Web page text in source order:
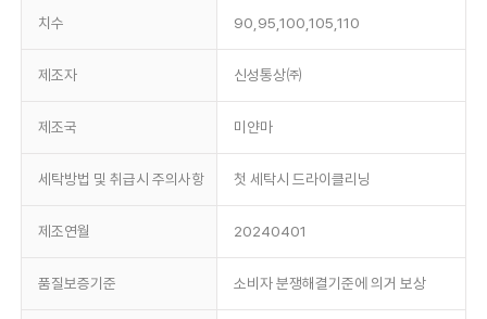
치수 90,95,100,105,110
제조자 신성통상㈜
제조국 미얀마
세탁방법 및 취급시 주의사항 첫 세탁시 드라이클리닝
제조연월 20240401
품질보증기준 소비자 분쟁해결기준에 의거 보상